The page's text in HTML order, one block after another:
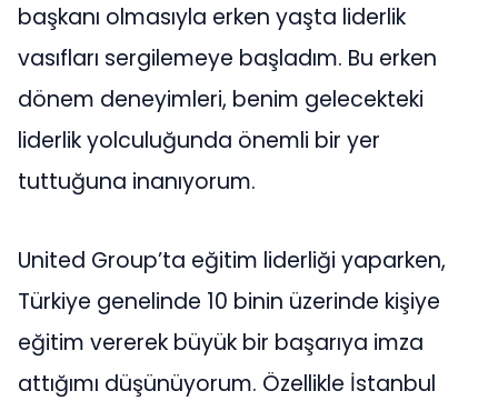
başkanı olmasıyla erken yaşta liderlik
vasıfları sergilemeye başladım. Bu erken
dönem deneyimleri, benim gelecekteki
liderlik yolculuğunda önemli bir yer
tuttuğuna inanıyorum.
United Group’ta eğitim liderliği yaparken,
Türkiye genelinde 10 binin üzerinde kişiye
eğitim vererek büyük bir başarıya imza
attığımı düşünüyorum. Özellikle İstanbul